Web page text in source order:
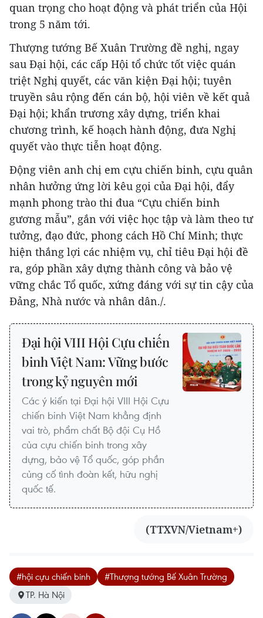
quan trọng cho hoạt động và phát triển của Hội
trong 5 năm tới.
Thượng tướng Bế Xuân Trường đề nghị, ngay
sau Đại hội, các cấp Hội tổ chức tốt việc quán
triệt Nghị quyết, các văn kiện Đại hội; tuyên
truyền sâu rộng đến cán bộ, hội viên về kết quả
Đại hội; khẩn trương xây dựng, triển khai
chương trình, kế hoạch hành động, đưa Nghị
quyết vào thực tiễn hoạt động.
Động viên anh chị em cựu chiến binh, cựu quân
nhân hưởng ứng lời kêu gọi của Đại hội, đẩy
mạnh phong trào thi đua “Cựu chiến binh
gương mẫu”, gắn với việc học tập và làm theo tư
tưởng, đạo đức, phong cách Hồ Chí Minh; thực
hiện thắng lợi các nhiệm vụ, chỉ tiêu Đại hội đề
ra, góp phần xây dựng thành công và bảo vệ
vững chắc Tổ quốc, xứng đáng với sự tin cậy của
Đảng, Nhà nước và nhân dân./.
Đại hội VIII Hội Cựu chiến
binh Việt Nam: Vững bước
trong kỷ nguyên mới
Các ý kiến tại Đại hội VIII Hội Cựu
chiến binh Việt Nam khẳng định
vai trò, phẩm chất Bộ đội Cụ Hồ
của cựu chiến binh trong xây
dựng, bảo vệ Tổ quốc, góp phần
củng cố tình đoàn kết, hữu nghị
quốc tế.
(TTXVN/Vietnam+)
#hội cựu chiến binh
#Thượng tướng Bế Xuân Trường
TP. Hà Nội